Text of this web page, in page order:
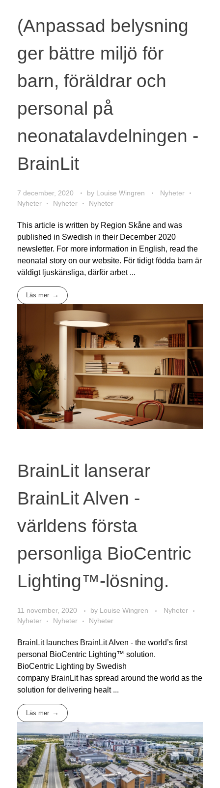
(Anpassad belysning
ger bättre miljö för
barn, föräldrar och
personal på
neonatalavdelningen -
BrainLit
7 december, 2020 by Louise Wingren
Nyheter
Nyheter
Nyheter Nyheter
This article is written by Region Skåne and was
published in Swedish in their December 2020
newsletter. For more information in English, read the
neonatal story on our website. För tidigt födda barn är
väldigt ljuskänsliga, därför arbet ...
Läs mer
BrainLit lanserar
BrainLit Alven -
världens första
personliga BioCentric
Lighting™-lösning.
11 november, 2020 by Louise Wingren
Nyheter
Nyheter
Nyheter Nyheter
BrainLit launches BrainLit Alven - the world’s first
personal BioCentric Lighting™ solution.
BioCentric Lighting by Swedish
company BrainLit has spread around the world as the
solution for delivering healt ...
Läs mer